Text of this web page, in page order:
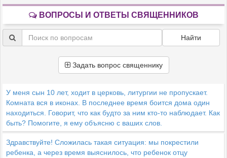
ВОПРОСЫ И ОТВЕТЫ СВЯЩЕННИКОВ
Найти
Задать вопрос священнику
У меня сын 10 лет, ходит в церковь, литургии не пропускает.
Комната вся в иконах. В последнее время боится дома один
находиться. Говорит, что как будто за ним кто-то наблюдает. Как
быть? Помогите, я ему объясню с ваших слов.
Здравствуйте! Сложилась такая ситуация: мы покрестили
ребенка, а через время выяснилось, что ребенок отцу